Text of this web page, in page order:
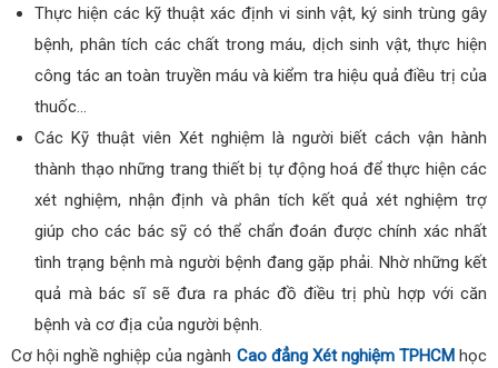
Thực hiện các kỹ thuật xác định vi sinh vật, ký sinh trùng gây
bệnh, phân tích các chất trong máu, dịch sinh vật, thực hiện
công tác an toàn truyền máu và kiểm tra hiệu quả điều trị của
thuốc…
Các Kỹ thuật viên Xét nghiệm là người biết cách vận hành
thành thạo những trang thiết bị tự động hoá để thực hiện các
xét nghiệm, nhận định và phân tích kết quả xét nghiệm trợ
giúp cho các bác sỹ có thể chẩn đoán được chính xác nhất
tình trạng bệnh mà người bệnh đang gặp phải. Nhờ những kết
quả mà bác sĩ sẽ đưa ra phác đồ điều trị phù hợp với căn
bệnh và cơ địa của người bệnh.
Cơ hội nghề nghiệp của ngành Cao đẳng Xét nghiệm TPHCM học